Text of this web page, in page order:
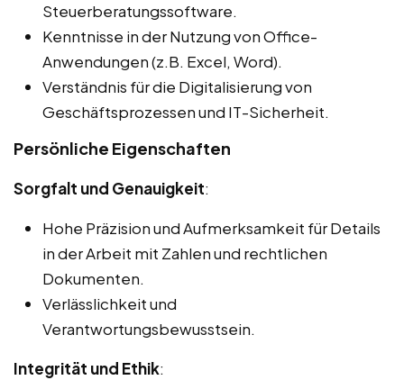
Steuerberatungssoftware.
Kenntnisse in der Nutzung von Office-
Anwendungen (z.B. Excel, Word).
Verständnis für die Digitalisierung von
Geschäftsprozessen und IT-Sicherheit.
Persönliche Eigenschaften
Sorgfalt und Genauigkeit:
Hohe Präzision und Aufmerksamkeit für Details
in der Arbeit mit Zahlen und rechtlichen
Dokumenten.
Verlässlichkeit und
Verantwortungsbewusstsein.
Integrität und Ethik: